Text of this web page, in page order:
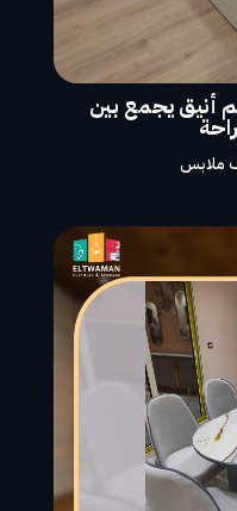
أنيق يجمع بين
ملابس